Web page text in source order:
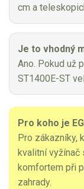
cm a
Je to vhodný
Ano. Pokud už
ST1400E-ST
Pro koho je
Pro zákazníky,
kvalitní vyžínač
komfortem při
zahrady.